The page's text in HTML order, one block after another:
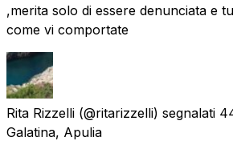
,merita solo di essere denunciata e
come vi comportate
Rita Rizzelli (@ritarizzelli) segnalati
Galatina, Apulia